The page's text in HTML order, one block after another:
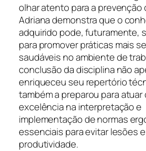
olhar atento para a prevenção
Adriana demonstra que o
adquirido pode, futuramente,
para promover práticas mais
saudáveis no ambiente de
conclusão da disciplina não
enriqueceu seu repertório
também a preparou para atuar
excelência na interpretação e
implementação de normas
essenciais para evitar lesões
produtividade.